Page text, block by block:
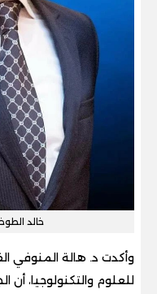
خالد
وأكدت د. هالة المنوفي
للعلوم والتكنولوجيا،